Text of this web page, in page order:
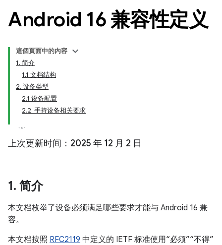
Android 16 兼容性定义
這個頁面中的內容
1. 简介
1.1 文档结构
2. 设备类型
2.1 设备配置
2.2. 手持设备相关要求
上次更新时间：2025 年 12 月 2 日
1. 简介
本文档枚举了设备必须满足哪些要求才能与 Android 16 兼
容。
本文档按照 RFC2119 中定义的 IETF 标准使用“必须”“不得”